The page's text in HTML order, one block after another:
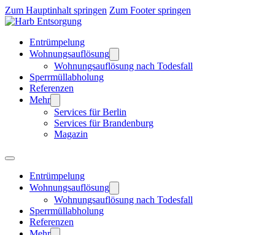
Zum Hauptinhalt springen Zum Footer springen
Entrümpelung
Wohnungsauflösung
Wohnungsauflösung nach Todesfall
Sperrmüllabholung
Referenzen
Mehr
Services für Berlin
Services für Brandenburg
Magazin
Entrümpelung
Wohnungsauflösung
Wohnungsauflösung nach Todesfall
Sperrmüllabholung
Referenzen